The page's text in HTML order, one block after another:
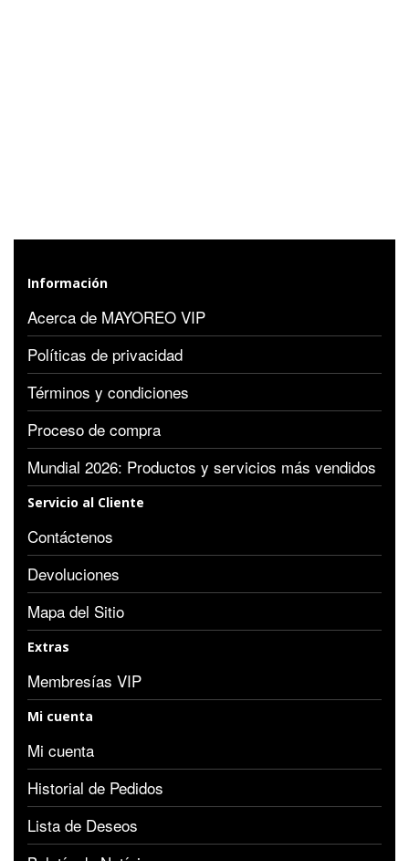
Información
Acerca de MAYOREO VIP
Políticas de privacidad
Términos y condiciones
Proceso de compra
Mundial 2026: Productos y servicios más vendidos
Servicio al Cliente
Contáctenos
Devoluciones
Mapa del Sitio
Extras
Membresías VIP
Mi cuenta
Mi cuenta
Historial de Pedidos
Lista de Deseos